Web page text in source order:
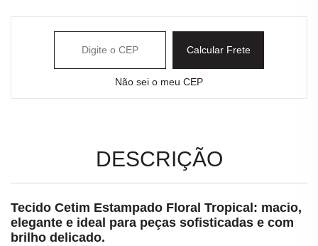
Calcular Frete
Não sei o meu CEP
DESCRIÇÃO
Tecido Cetim Estampado Floral Tropical: macio,
elegante e ideal para peças sofisticadas e com
brilho delicado.